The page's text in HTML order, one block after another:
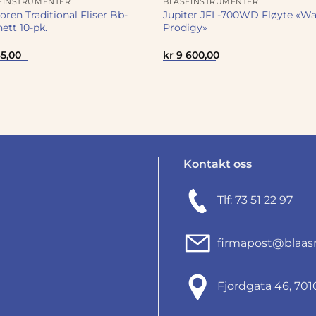
Traditional Fliser Bb-
10-pk.
BLÅSEINSTRUMENTER
Jupiter JFL-700WD Fløyte
Prodigy»
kr 9 600,00
Kontakt oss
Tlf: 73 51 22 97
Fjordgata 46,